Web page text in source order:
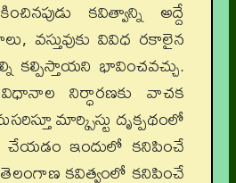
కవిత్వాన్ని అద్దే
వస్తువుకు వివిధ రకాలైన
కల్పిస్తాయని భావించవచ్చు.
నిర్ధారణకు వాచక
మార్క్సిస్టు దృక్పథంలో
చేయడం ఇందులో కనిపించే
కవిత్వంలో కనిపించే